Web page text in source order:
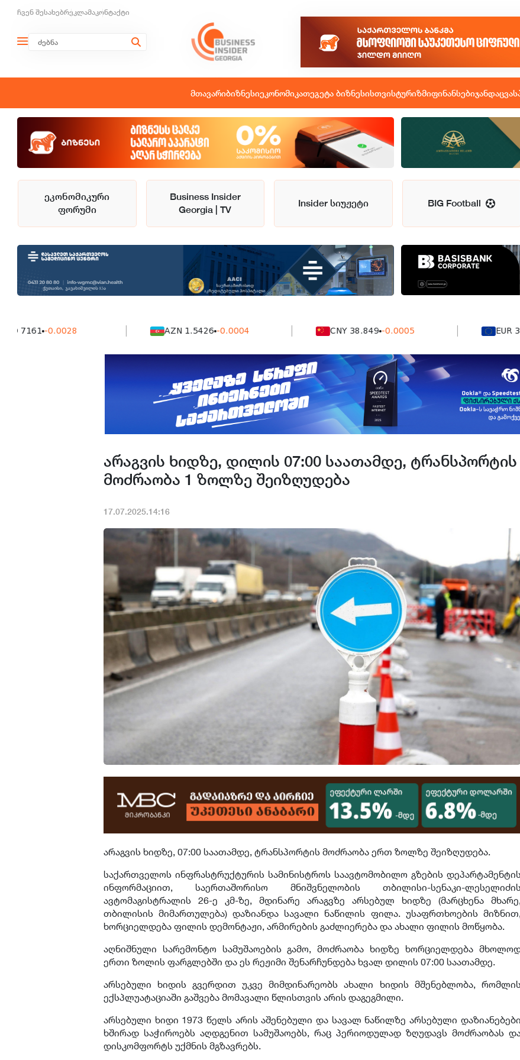
ჩვენ შესახებრეკლამაკონტაქტი
მთავარიბიზნესიეკონომიკათეგეტა ბიზნესისთვისტურიზმიფინანსებიჯანდაცვა
ეკონომიკური
ფორუმი
Business Insider
Georgia | TV
Insider სიუჟეტი BIG Football
-0.0028 AZN 1.5426 -0.0004 CNY 38.849 -0.0005 EUR 3.0264
არაგვის ხიდზე, დილის 07:00 საათამდე, ტრანსპორტის
მოძრაობა 1 ზოლზე შეიზღუდება
17.07.2025.14:16
არაგვის ხიდზე, 07:00 საათამდე, ტრანსპორტის მოძრაობა ერთ ზოლზე შეიზღუდება.
საქართველოს ინფრასტრუქტურის სამინისტროს საავტომობილო გზების
ინფორმაციით, საერთაშორისო მნიშვნელობის თბილისი-სენაკი-
ავტომაგისტრალის 26-ე კმ-ზე, მდინარე არაგვზე არსებულ ხიდზე (მარცხენა
თბილისის მიმართულება) დაზიანდა სავალი ნაწილის ფილა. უსაფრთხოების
ხორციელდება ფილის დემონტაჟი, არმირების გაძლიერება და ახალი ფილის მოწყობა.
აღნიშნული სარემონტო სამუშაოების გამო, მოძრაობა ხიდზე ხორციელდება
ერთი ზოლის ფარგლებში და ეს რეჟიმი შენარჩუნდება ხვალ დილის 07:00 საათამდე.
არსებული ხიდის გვერდით უკვე მიმდინარეობს ახალი ხიდის მშენებლობა,
ექსპლუატაციაში გაშვება მომავალი წლისთვის არის დაგეგმილი.
არსებული ხიდი 1973 წელს არის აშენებული და სავალ ნაწილზე არსებული დაზიანებები
ხშირად საჭიროებს აღდგენით სამუშაოებს, რაც პერიოდულად ზღუდავს მოძრაობას
დისკომფორტს უქმნის მგზავრებს.